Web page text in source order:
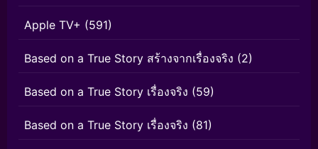
Apple TV+ (591)
Based on a True Story สร้างจากเรื่องจริง (2)
Based on a True Story เรื่องจริง (59)
Based on a True Story เรื่องจริง (81)